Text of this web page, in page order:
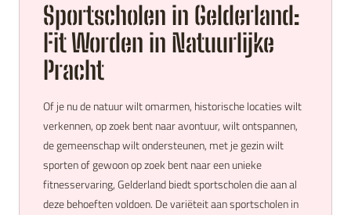
Sportscholen in Gelderland:
Fit Worden in Natuurlijke
Pracht
Of je nu de natuur wilt omarmen, historische locaties wilt
verkennen, op zoek bent naar avontuur, wilt ontspannen,
de gemeenschap wilt ondersteunen, met je gezin wilt
sporten of gewoon op zoek bent naar een unieke
fitnesservaring, Gelderland biedt sportscholen die aan al
deze behoeften voldoen. De variëteit aan sportscholen in